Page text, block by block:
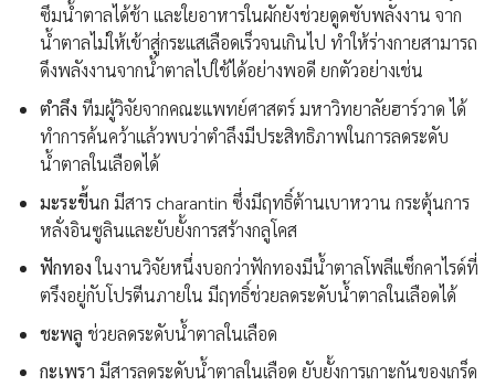
ซึมน้ำตาลได้ช้า และใยอาหารในผักยังช่วยดูดซับพลังงาน จาก
น้ำตาลไม่ให้เข้าสู่กระแสเลือดเร็วจนเกินไป ทำให้ร่างกายสามารถ
ดึงพลังงานจากน้ำตาลไปใช้ได้อย่างพอดี ยกตัวอย่างเช่น
ตำลึง ทีมผู้วิจัยจากคณะแพทย์ศาสตร์ มหาวิทยาลัยฮาร์วาด ได้
ทำการค้นคว้าแล้วพบว่าตำลึงมีประสิทธิภาพในการลดระดับ
น้ำตาลในเลือดได้
มะระขี้นก มีสาร charantin ซึ่งมีฤทธิ์ต้านเบาหวาน กระตุ้นการ
หลั่งอินซูลินและยับยั้งการสร้างกลูโคส
ฟักทองในงานวิจัยหนึ่งบอกว่าฟักทองมีน้ำตาลโพลีแซ็กคาไรด์ที่
ตรึงอยู่กับโปรตีนภายใน มีฤทธิ์ช่วยลดระดับน้ำตาลในเลือดได้
ชะพลู ช่วยลดระดับน้ำตาลในเลือด
กะเพรา มีสารลดระดับน้ำตาลในเลือด ยับยั้งการเกาะกันของเกร็ด